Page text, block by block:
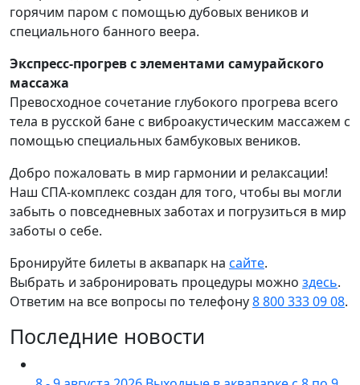
горячим паром с помощью дубовых веников и
специального банного веера.
Экспресс-прогрев с элементами самурайского
массажа
Превосходное сочетание глубокого прогрева всего
тела в русской бане с виброакустическим массажем с
помощью специальных бамбуковых веников.
Добро пожаловать в мир гармонии и релаксации!
Наш СПА-комплекс создан для того, чтобы вы могли
забыть о повседневных заботах и погрузиться в мир
заботы о себе.
Бронируйте билеты в аквапарк на сайте.
Выбрать и забронировать процедуры можно здесь.
Ответим на все вопросы по телефону8 800 333 09 08.
Последние новости